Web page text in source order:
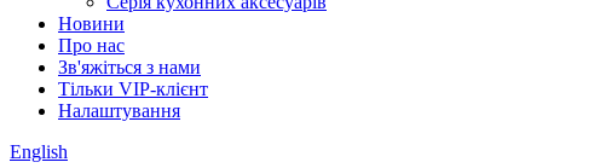
Новини
Про нас
Зв'яжіться з нами
Тільки VIP-клієнт
Налаштування
English